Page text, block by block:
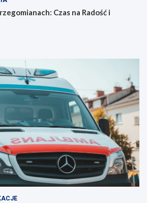
Czas na Radość i